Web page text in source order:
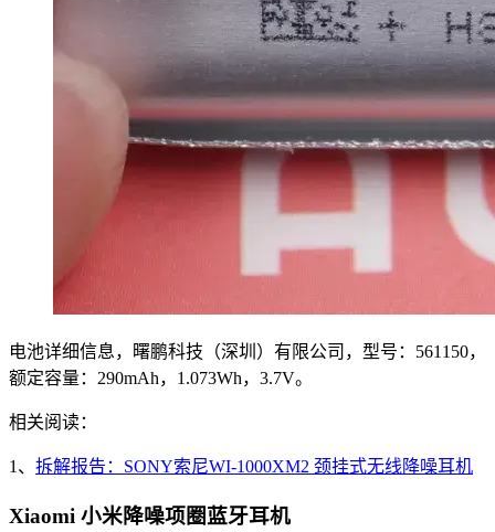
电池详细信息，曙鹏科技（深圳）有限公司，型号：561150，
额定容量：290mAh，1.073Wh，3.7V。
相关阅读：
1、 拆解报告：SONY索尼WI-1000XM2 颈挂式无线降噪耳机
Xiaomi 小米降噪项圈蓝牙耳机